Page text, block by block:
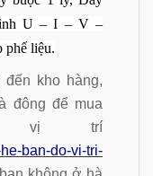
U – I – V –
phế liệu.
kho hàng,
đông để mua
vị trí
ban-do-vi-tri-